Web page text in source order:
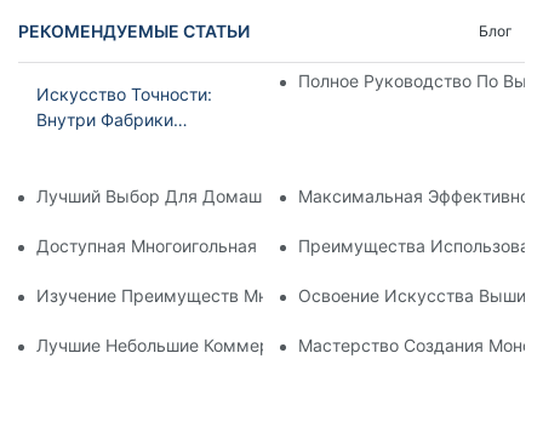
РЕКОМЕНДУЕМЫЕ СТАТЬИ Блог
Искусство Точности:
Внутри Фабрики
Полное Руководство По
Лучший Выбор Для Домашней Вышивки: Лучшая
Максимальная
Доступная Многоигольная Вышивальная Машина:
Преимущества
Изучение Преимуществ Многоигольной Вышивальной
Освоение Искусства
Лучшие Небольшие Коммерческие Вышивальные Машины
Мастерство Создания